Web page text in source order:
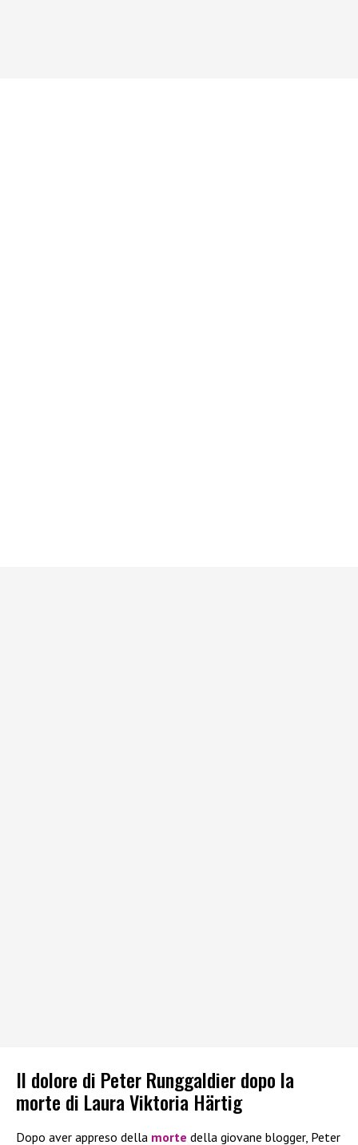
Il dolore di Peter Runggaldier dopo la
morte di Laura Viktoria Härtig
Dopo aver appreso della morte della giovane blogger, Peter